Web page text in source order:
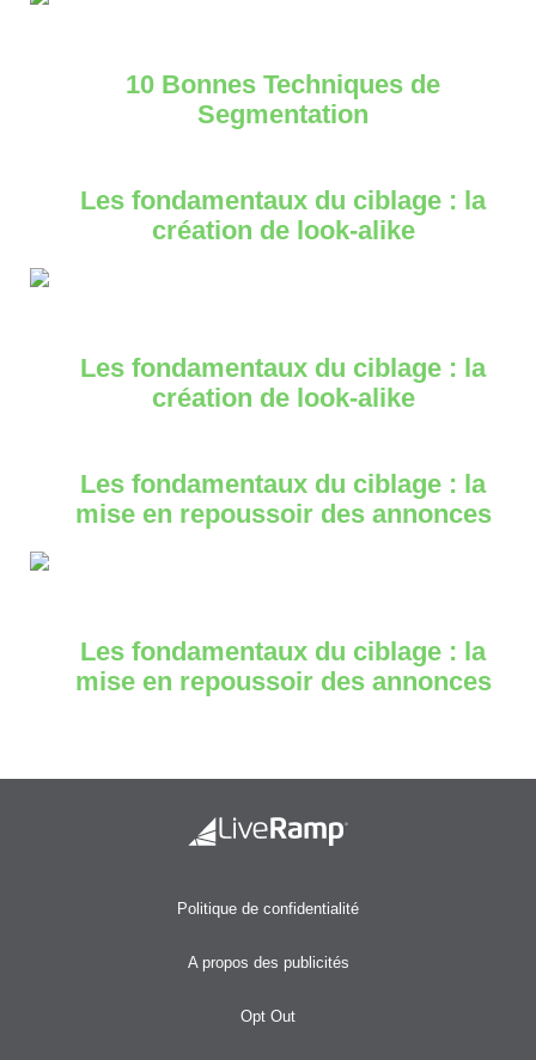
10 Bonnes Techniques de
Segmentation
Les fondamentaux du ciblage : la
création de look-alike
Les fondamentaux du ciblage : la
création de look-alike
Les fondamentaux du ciblage : la
mise en repoussoir des annonces
Les fondamentaux du ciblage : la
mise en repoussoir des annonces
Politique de confidentialité
A propos des publicités
Opt Out